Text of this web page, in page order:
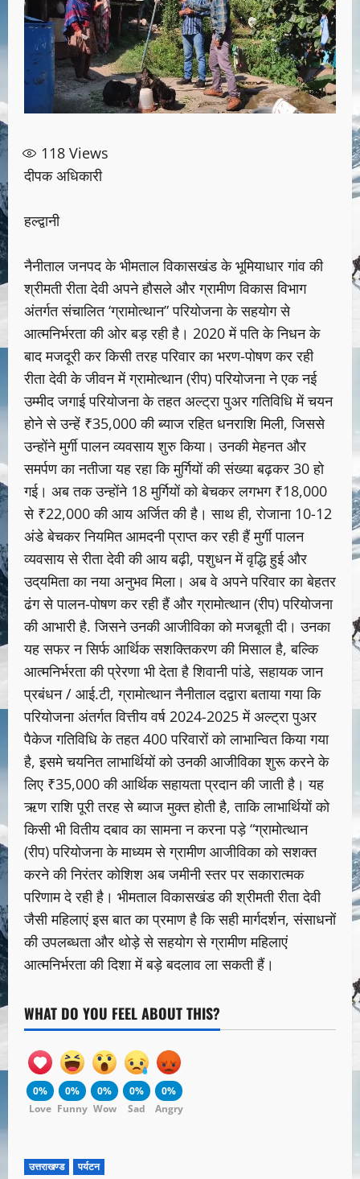
118 Views
दीपक अधिकारी
हल्द्वानी
नैनीताल जनपद के भीमताल विकासखंड के भूमियाधार गांव की
श्रीमती रीता देवी अपने हौसले और ग्रामीण विकास विभाग
अंतर्गत संचालित ‘ग्रामोत्थान” परियोजना के सहयोग से
आत्मनिर्भरता की ओर बड़ रही है। 2020 में पति के निधन के
बाद मजदूरी कर किसी तरह परिवार का भरण-पोषण कर रही
रीता देवी के जीवन में ग्रामोत्थान (रीप) परियोजना ने एक नई
उम्मीद जगाई परियोजना के तहत अल्ट्रा पुअर गतिविधि में चयन
होने से उन्हें ₹35,000 की ब्याज रहित धनराशि मिली, जिससे
उन्होंने मुर्गी पालन व्यवसाय शुरु किया। उनकी मेहनत और
समर्पण का नतीजा यह रहा कि मुर्गियों की संख्या बढ़कर 30 हो
गई। अब तक उन्होंने 18 मुर्गियों को बेचकर लगभग ₹18,000
से ₹22,000 की आय अर्जित की है। साथ ही, रोजाना 10-12
अंडे बेचकर नियमित आमदनी प्राप्त कर रही हैं मुर्गी पालन
व्यवसाय से रीता देवी की आय बढ़ी, पशुधन में वृ‌द्धि हुई और
उद्‌यमिता का नया अनुभव मिला। अब वे अपने परिवार का बेहतर
ढंग से पालन-पोषण कर रही हैं और ग्रामोत्थान (रीप) परियोजना
की आभारी है. जिसने उनकी आजीविका को मजबूती दी। उनका
यह सफर न सिर्फ आर्थिक सशक्तिकरण की मिसाल है, बल्कि
आत्मनिर्भरता की प्रेरणा भी देता है शिवानी पांडे, सहायक जान
प्रबंधन / आई.टी, ग्रामोत्थान नैनीताल द‌द्वारा बताया गया कि
परियोजना अंतर्गत वित्तीय वर्ष 2024-2025 में अल्ट्रा पुअर
पैकेज गतिविधि के तहत 400 परिवारों को लाभान्वित किया गया
है, इसमे चयनित लाभार्थियों को उनकी आजीविका शुरू करने के
लिए ₹35,000 की आर्थिक सहायता प्रदान की जाती है। यह
ऋण राशि पूरी तरह से ब्याज मुक्त होती है, ताकि लाभार्थियों को
किसी भी वितीय दबाव का सामना न करना पड़े “ग्रामोत्थान
(रीप) परियोजना के माध्यम से ग्रामीण आजीविका को सशक्त
करने की निरंतर कोशिश अब जमीनी स्तर पर सकारात्मक
परिणाम दे रही है। भीमताल विकासखंड की श्रीमती रीता देवी
जैसी महिलाएं इस बात का प्रमाण है कि सही मार्गदर्शन, संसाधनों
की उपलब्धता और थोड़े से सहयोग से ग्रामीण महिलाएं
आत्मनिर्भरता की दिशा में बड़े बदलाव ला सकती हैं।
WHAT DO YOU FEEL ABOUT THIS?
0%
Love
0%
Funny
0%
Wow
0%
Sad
0%
Angry
उत्तराखण्ड पर्यटन